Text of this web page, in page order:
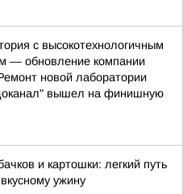
с высокотехнологичным
— обновление компании
новой лаборатории
вышел на финишную
и картошки: легкий путь
ужину